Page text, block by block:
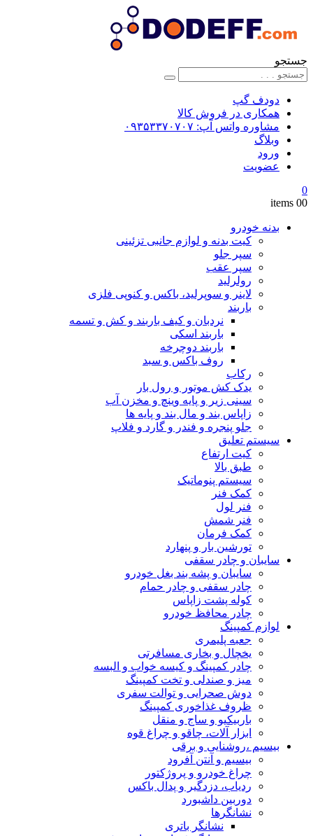
جستجو
دودف گپ
همکاری در فروش کالا
مشاوره واتس آپ: ۰۹۳۵۳۳۷۰۷۰۷
وبلاگ
ورود
عضویت
0
00 items
بدنه خودرو
کیت بدنه و لوازم جانبی تزئینی
سپر جلو
سپر عقب
رولرلید
لاینر و سوپرلید، باکس و کنوپی فلزی
باربند
نردبان و کیف باربند و کش و تسمه
باربند اسکی
باربند دوچرخه
روف باکس و سبد
رکاب
یدک کش موتور و رول بار
سینی زیر و پایه وینچ و مخزن آب
زاپاس بند و مال بند و پایه ها
جلو پنجره و فندر و گارد و فلاپ
سیستم تعلیق
کیت ارتفاع
طبق بالا
سیستم پنوماتیک
کمک فنر
فنر لول
فنر شمش
کمک فرمان
تورشین بار و پنهارد
سایبان و چادر سقفی
سایبان و پشه بند بغل خودرو
چادر سقفی و چادر حمام
کوله پشت زاپاس
چادر محافظ خودرو
لوازم کمپینگ
جعبه پلیمری
یخچال و بخاری مسافرتی
چادر کمپینگ و کیسه خواب و البسه
میز و صندلی و تخت کمپینگ
دوش صحرایی و توالت سفری
ظروف غذاخوری کمپینگ
باربیکیو و ساج و منقل
ابزار آلات، چاقو و چراغ قوه
بیسیم ،روشنایی و برقی
بیسیم و آنتن آفرود
چراغ خودرو و پروژکتور
ردیاب، دزدگیر و پدال باکس
دوربین داشبورد
نشانگرها
نشانگر باتری